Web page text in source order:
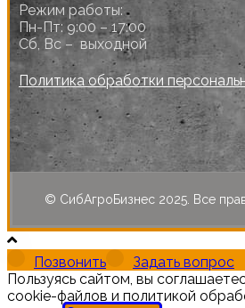
Режим работы:
Пн-Пт: 9:00 – 17:00
Сб, Вс – выходной
Политика обработки
© СибАгроБизнес 2025. Все
Позвонить
Задать вопрос
Пользуясь сайтом, вы
cookie-файлов и политикой